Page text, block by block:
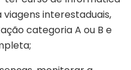
interestaduais,
categoria A ou B e